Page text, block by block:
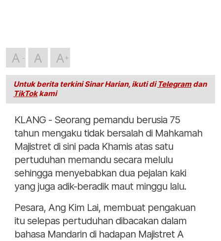
A A A
Untuk berita terkini Sinar Harian, ikuti di Telegramdan
TikTokkami
KLANG - Seorang pemandu berusia 75
tahun mengaku tidak bersalah di Mahkamah
Majistret di sini pada Khamis atas satu
pertuduhan memandu secara melulu
sehingga menyebabkan dua pejalan kaki
yang juga adik-beradik maut minggu lalu.
Pesara, Ang Kim Lai, membuat pengakuan
itu selepas pertuduhan dibacakan dalam
bahasa Mandarin di hadapan Majistret A